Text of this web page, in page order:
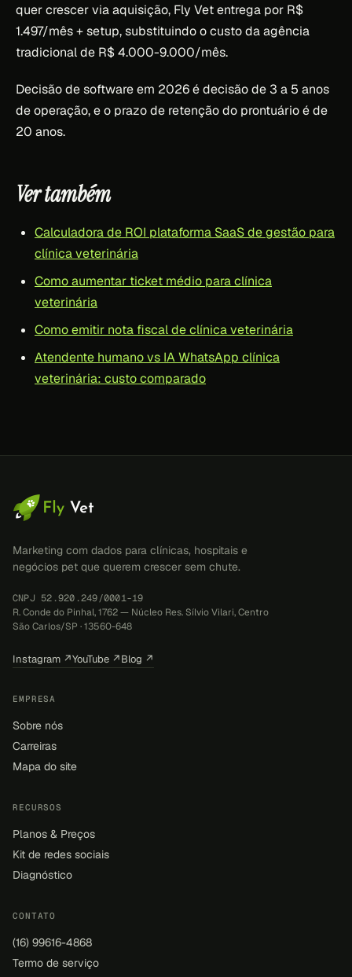
quer crescer via aquisição, Fly Vet entrega por R$
1.497/mês + setup, substituindo o custo da agência
tradicional de R$ 4.000-9.000/mês.
Decisão de software em 2026 é decisão de 3 a 5 anos
de operação, e o prazo de retenção do prontuário é de
20 anos.
Ver também
Calculadora de ROI plataforma SaaS de gestão para
clínica veterinária
Como aumentar ticket médio para clínica
veterinária
Como emitir nota fiscal de clínica veterinária
Atendente humano vs IA WhatsApp clínica
veterinária: custo comparado
Marketing com dados para clínicas, hospitais e
negócios pet que querem crescer sem chute.
CNPJ 52.920.249/0001-19
R. Conde do Pinhal, 1762 — Núcleo Res. Sílvio Vilari, Centro
São Carlos/SP · 13560-648
Instagram ↗YouTube ↗Blog ↗
EMPRESA
Sobre nós
Carreiras
Mapa do site
RECURSOS
Planos & Preços
Kit de redes sociais
Diagnóstico
CONTATO
(16) 99616-4868
Termo de serviço